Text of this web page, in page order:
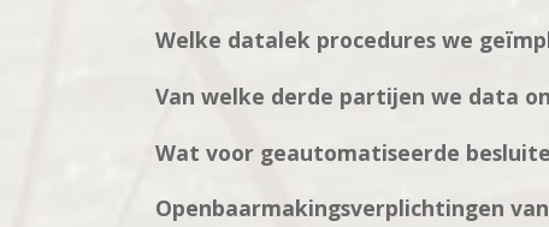
Welke datalek procedures we
Van welke derde partijen we data
Wat voor geautomatiseerde
Openbaarmakingsverplichtingen